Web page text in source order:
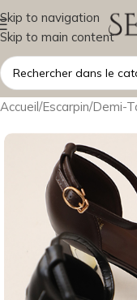
Skip to navigation
Skip to main content
Accueil/Escarpin/Demi-